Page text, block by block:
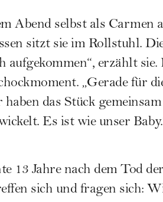
Abend selbst als Carmen
sitzt sie im Rollstuhl.
aufgekommen“, erzählt
„Gerade für
das Stück
Es ist wie unser
13 Jahre nach dem Tod
sich und fragen sich: